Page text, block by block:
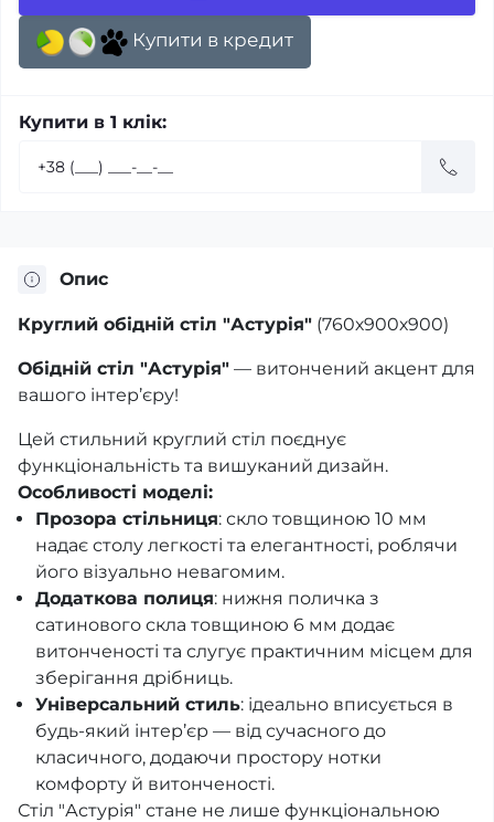
Купити в кредит
Купити в 1 клік:
Опис
Круглий обідній стіл "Астурія" (760х900х900)
Обідній стіл "Астурія" — витончений акцент для
вашого інтер’єру!
Цей стильний круглий стіл поєднує
функціональність та вишуканий дизайн.
Особливості моделі:
Прозора стільниця: скло товщиною 10 мм
надає столу легкості та елегантності, роблячи
його візуально невагомим.
Додаткова полиця: нижня поличка з
сатинового скла товщиною 6 мм додає
витонченості та слугує практичним місцем для
зберігання дрібниць.
Універсальний стиль: ідеально вписується в
будь-який інтер’єр — від сучасного до
класичного, додаючи простору нотки
комфорту й витонченості.
Стіл "Астурія" стане не лише функціональною